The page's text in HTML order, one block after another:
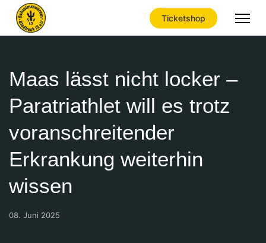
Ticketshop
Maas lässt nicht locker –
Paratriathlet will es trotz
voranschreitender
Erkrankung weiterhin
wissen
08. Juni 2025